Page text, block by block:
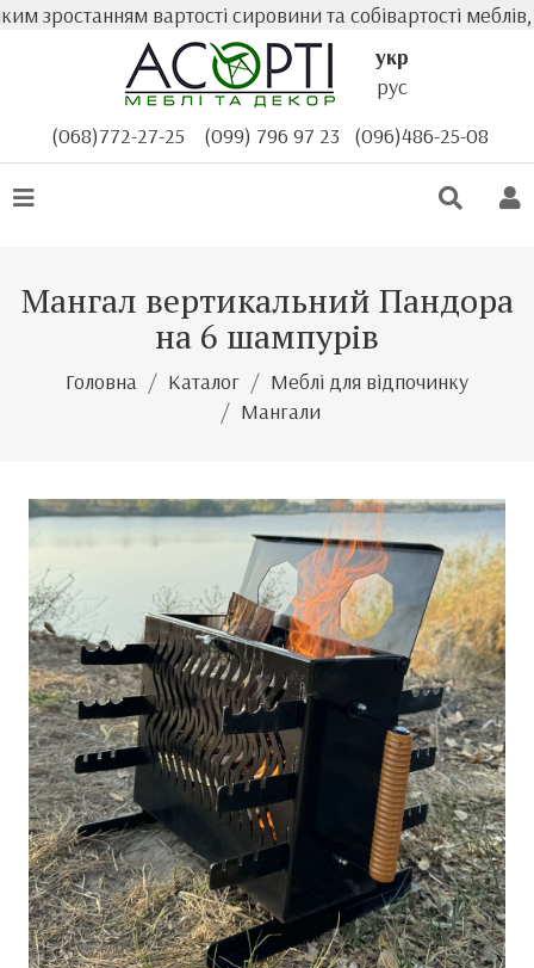
вартості сировини та собівартості меблів,
укр
рус
(068)772-27-25
(099) 796 97 23 (096)486-25-08
Мангал вертикальний Пандора
на 6 шампурів
Головна Каталог
Меблі для відпочинку
Мангали